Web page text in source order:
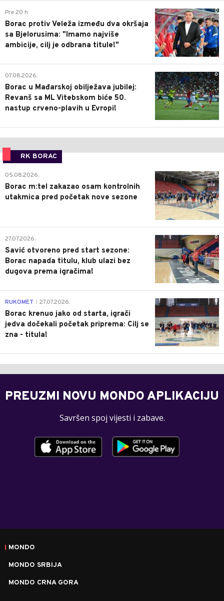
0
Pre 20 h
Borac protiv Veleža između dva okršaja
sa Bjelorusima: "Imamo najviše
ambicije, cilj je odbrana titule!"
0
07.08.2026.
Borac u Mađarskoj obilježava jubilej:
Revanš sa ML Vitebskom biće 50.
nastup crveno-plavih u Evropi!
RK BORAC
0
05.08.2026.
Borac m:tel zakazao osam kontrolnih
utakmica pred početak nove sezone
0
27.07.2026.
Savić otvoreno pred start sezone:
Borac napada titulu, klub ulazi bez
dugova prema igračima!
0
RUKOMET 27.07.2026.
Borac krenuo jako od starta, igrači
jedva dočekali početak priprema: Cilj se
zna - titula!
PREUZMI NOVU MONDO APLIKACIJU
Savršen spoj vijesti i zabave.
MONDO
MONDO SRBIJA
MONDO CRNA GORA